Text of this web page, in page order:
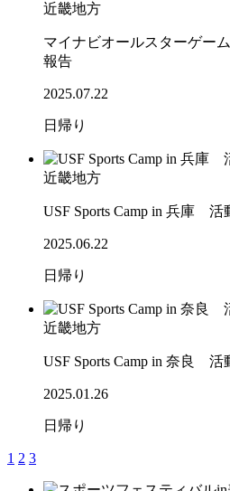
近畿地方
マイナビオールスターゲー
報告
2025.07.22
日帰り
近畿地方
USF Sports Camp in 兵庫 活
2025.06.22
日帰り
近畿地方
USF Sports Camp in 奈良 活
2025.01.26
日帰り
1 2 3